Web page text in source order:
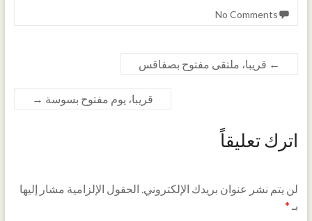
No Comments
← قريبا، ملتقى مفتوح بصفاقس
قريبا، يوم مفتوح بسوسة →
اترك تعليقاً
لن يتم نشر عنوان بريدك الإلكتروني. الحقول الإلزامية مشار إليها
بـ *